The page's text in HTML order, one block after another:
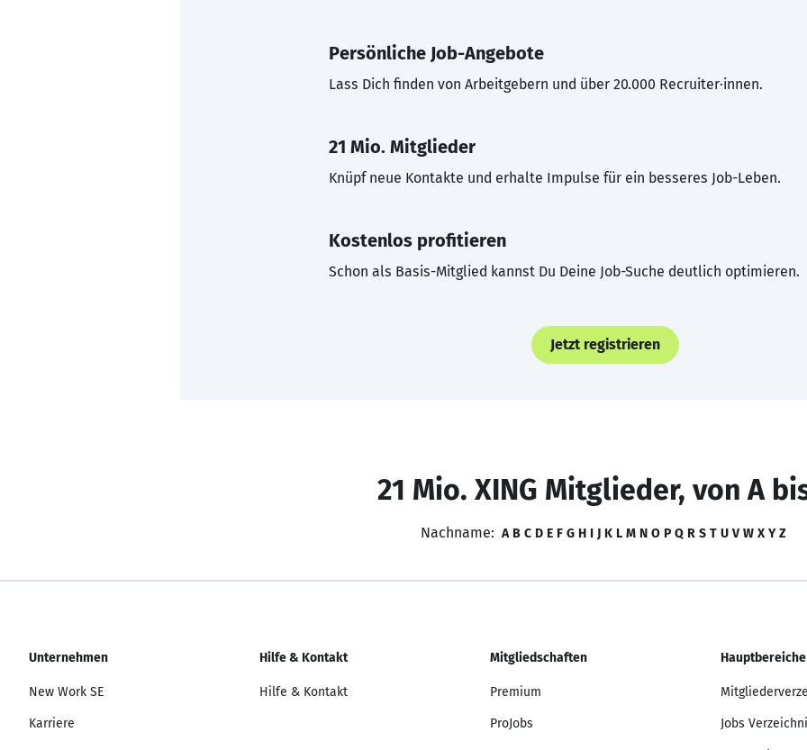
Persönliche Job-Angebote
Lass Dich finden von Arbeitgebern und über 20.000 Recruiter·innen.
21 Mio. Mitglieder
Knüpf neue Kontakte und erhalte Impulse für ein besseres Job-Leben.
Kostenlos profitieren
Schon als Basis-Mitglied kannst Du Deine Job-Suche deutlich optimieren.
Jetzt registrieren
21 Mio. XING Mitglieder, von A
Nachname: A B C D E F G H I J K L M N O P Q R S T U V W X Y Z
Unternehmen
New Work SE
Karriere
Hilfe & Kontakt
Hilfe & Kontakt
Mitgliedschaften
Premium
ProJobs
Hauptbereiche
Jobs